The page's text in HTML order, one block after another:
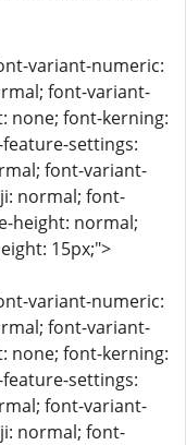
variant-numeric:
font-variant-
none; font-kerning:
settings:
font-variant-
normal; font-
height: normal;
15px;">
variant-numeric:
font-variant-
none; font-kerning:
settings:
font-variant-
normal; font-